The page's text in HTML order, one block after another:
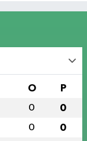
O P
0 0
0 0